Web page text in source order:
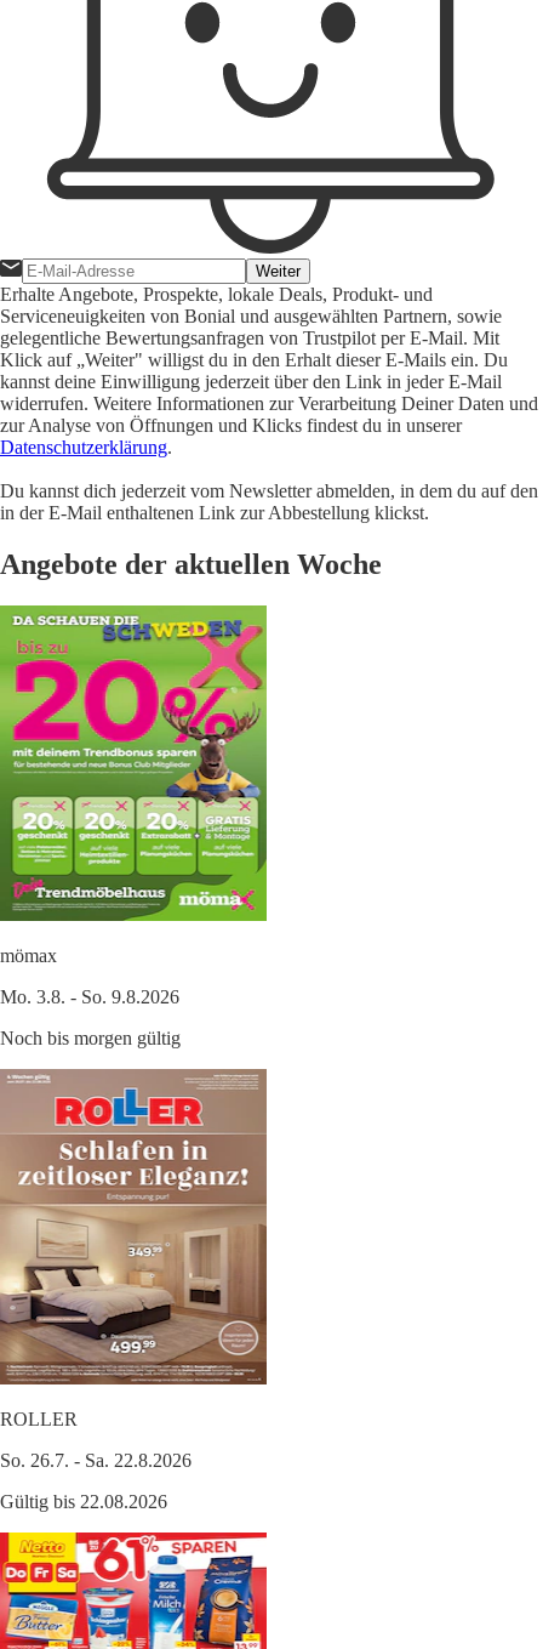
Weiter
Erhalte Angebote, Prospekte, lokale Deals, Produkt- und
Serviceneuigkeiten von Bonial und ausgewählten Partnern, sowie
gelegentliche Bewertungsanfragen von Trustpilot per E-Mail. Mit
Klick auf „Weiter" willigst du in den Erhalt dieser E-Mails ein. Du
kannst deine Einwilligung jederzeit über den Link in jeder E-Mail
widerrufen. Weitere Informationen zur Verarbeitung Deiner Daten und
zur Analyse von Öffnungen und Klicks findest du in unserer
Datenschutzerklärung.
Du kannst dich jederzeit vom Newsletter abmelden, in dem du auf den
in der E-Mail enthaltenen Link zur Abbestellung klickst.
Angebote der aktuellen Woche
mömax
Mo. 3.8. - So. 9.8.2026
Noch bis morgen gültig
ROLLER
So. 26.7. - Sa. 22.8.2026
Gültig bis 22.08.2026